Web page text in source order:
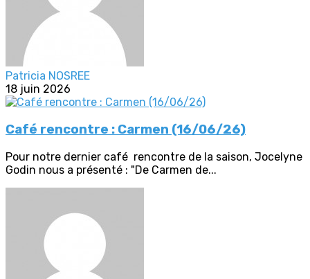
Patricia NOSREE
18 juin 2026
Café rencontre : Carmen (16/06/26)
Pour notre dernier café rencontre de la saison, Jocelyne
Godin nous a présenté : "De Carmen de...